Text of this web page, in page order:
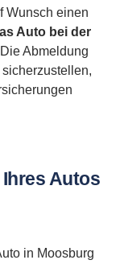
Wunsch einen
Auto bei der
Abmeldung
Autos
in Moosburg